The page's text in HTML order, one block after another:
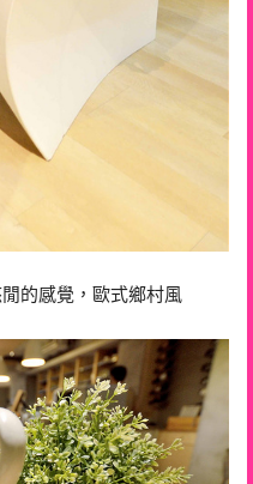
的感覺，歐式鄉村風